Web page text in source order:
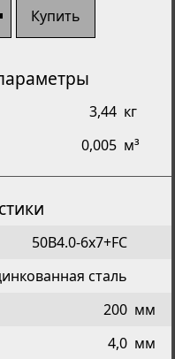
Купить
3,44 кг
0,005 м³
50B4.0-6x7+FC
сталь
200 мм
4,0 мм